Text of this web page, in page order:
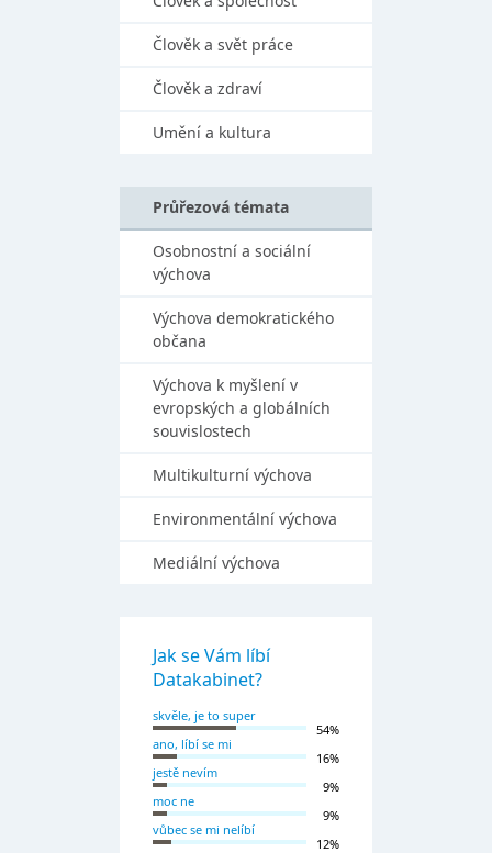
Člověk a svět práce
Člověk a zdraví
Umění a kultura
Průřezová témata
Osobnostní a sociální
výchova
Výchova demokratického
občana
Výchova k myšlení v
evropských a globálních
souvislostech
Multikulturní výchova
Environmentální výchova
Mediální výchova
Jak se Vám líbí
Datakabinet?
skvěle, je to super
54%
ano, líbí se mi
16%
jestě nevím
9%
moc ne
9%
vůbec se mi nelíbí
12%